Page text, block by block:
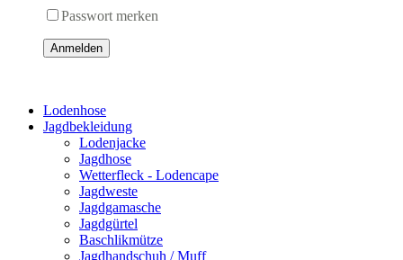
Passwort merken
Anmelden
Lodenhose
Jagdbekleidung
Lodenjacke
Jagdhose
Wetterfleck - Lodencape
Jagdweste
Jagdgamasche
Jagdgürtel
Baschlikmütze
Jagdhandschuh / Muff